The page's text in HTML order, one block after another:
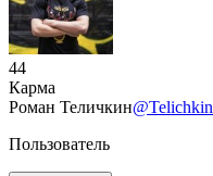
44
Карма
Роман Теличкин@Telichkin
Пользователь